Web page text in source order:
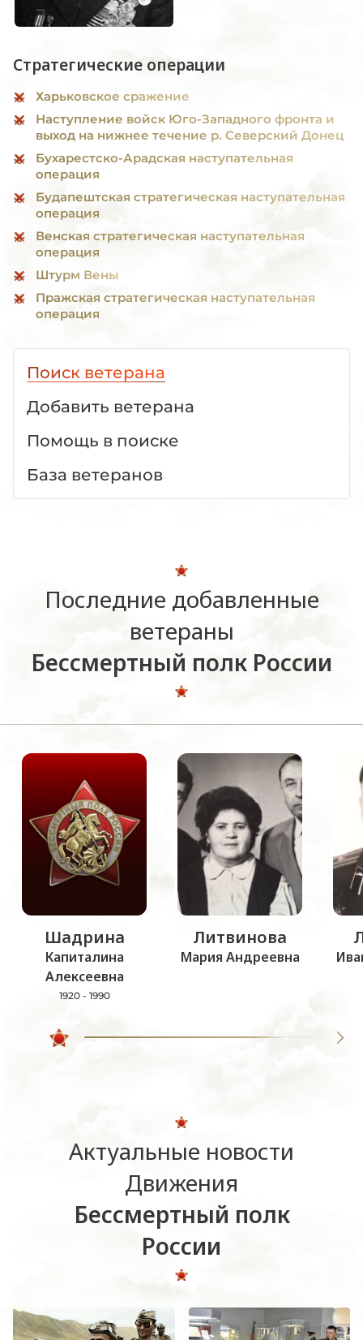
Стратегические операции
Харьковское сражение
Наступление войск Юго-Западного фронта и
выход на нижнее течение р. Северский Донец
Бухарестско-Арадская наступательная
операция
Будапештская стратегическая наступательная
операция
Венская стратегическая наступательная
операция
Штурм Вены
Пражская стратегическая наступательная
операция
Поиск ветерана
Добавить ветерана
Помощь в поиске
База ветеранов
Последние добавленные
ветераны
Бессмертный полк России
Шадрина
Капиталина
Алексеевна
1920 - 1990
Литвинова
Мария Андреевна
Актуальные новости
Движения
Бессмертный полк
России